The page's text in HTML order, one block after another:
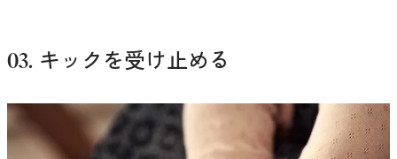
03. キックを受け止める